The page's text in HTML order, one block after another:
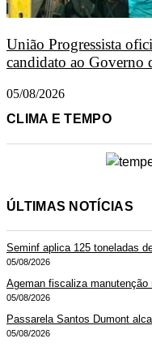
União Progressista
candidato ao Governo
05/08/2026
CLIMA E TEMPO
ÚLTIMAS NOTÍCIAS
Seminf aplica 125 toneladas
05/08/2026
Ageman fiscaliza
05/08/2026
Passarela Santos Dumont
05/08/2026